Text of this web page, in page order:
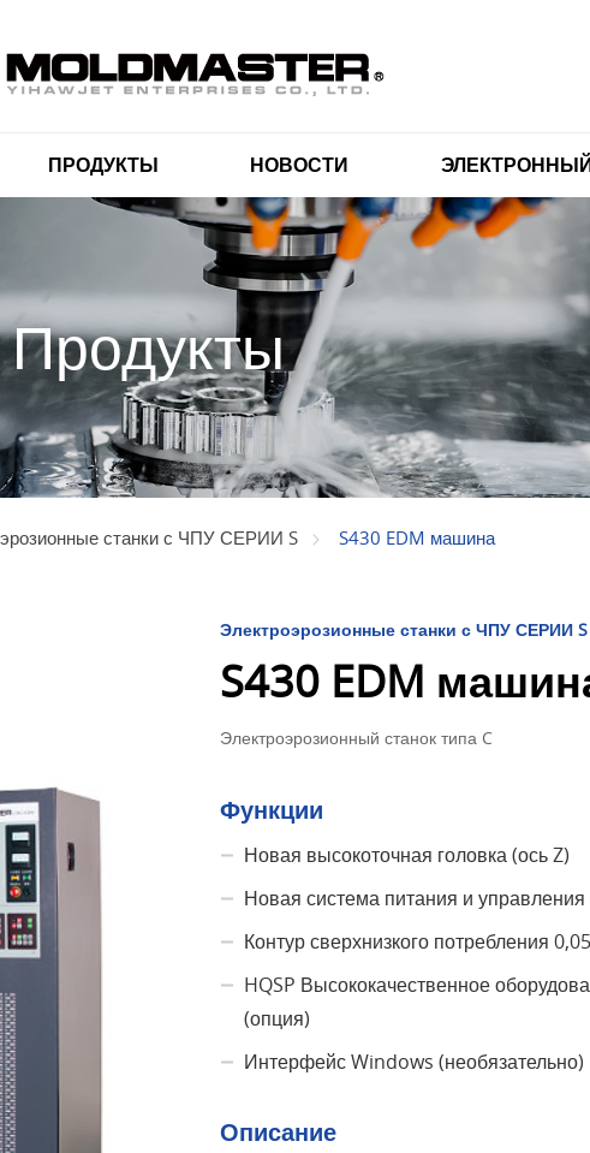
ПРОДУКТЫ НОВОСТИ
Продукты
станки с ЧПУ СЕРИИ S S430 EDM машина
Электроэрозионные станки с ЧПУ СЕРИИ S
S430 EDM
Электроэрозионный станок типа C
Функции
Новая высокоточная головка (ось Z)
Новая система питания и управления
Контур сверхнизкого потребления
HQSP Высококачественное
(опция)
Интерфейс Windows (необязательно)
Описание